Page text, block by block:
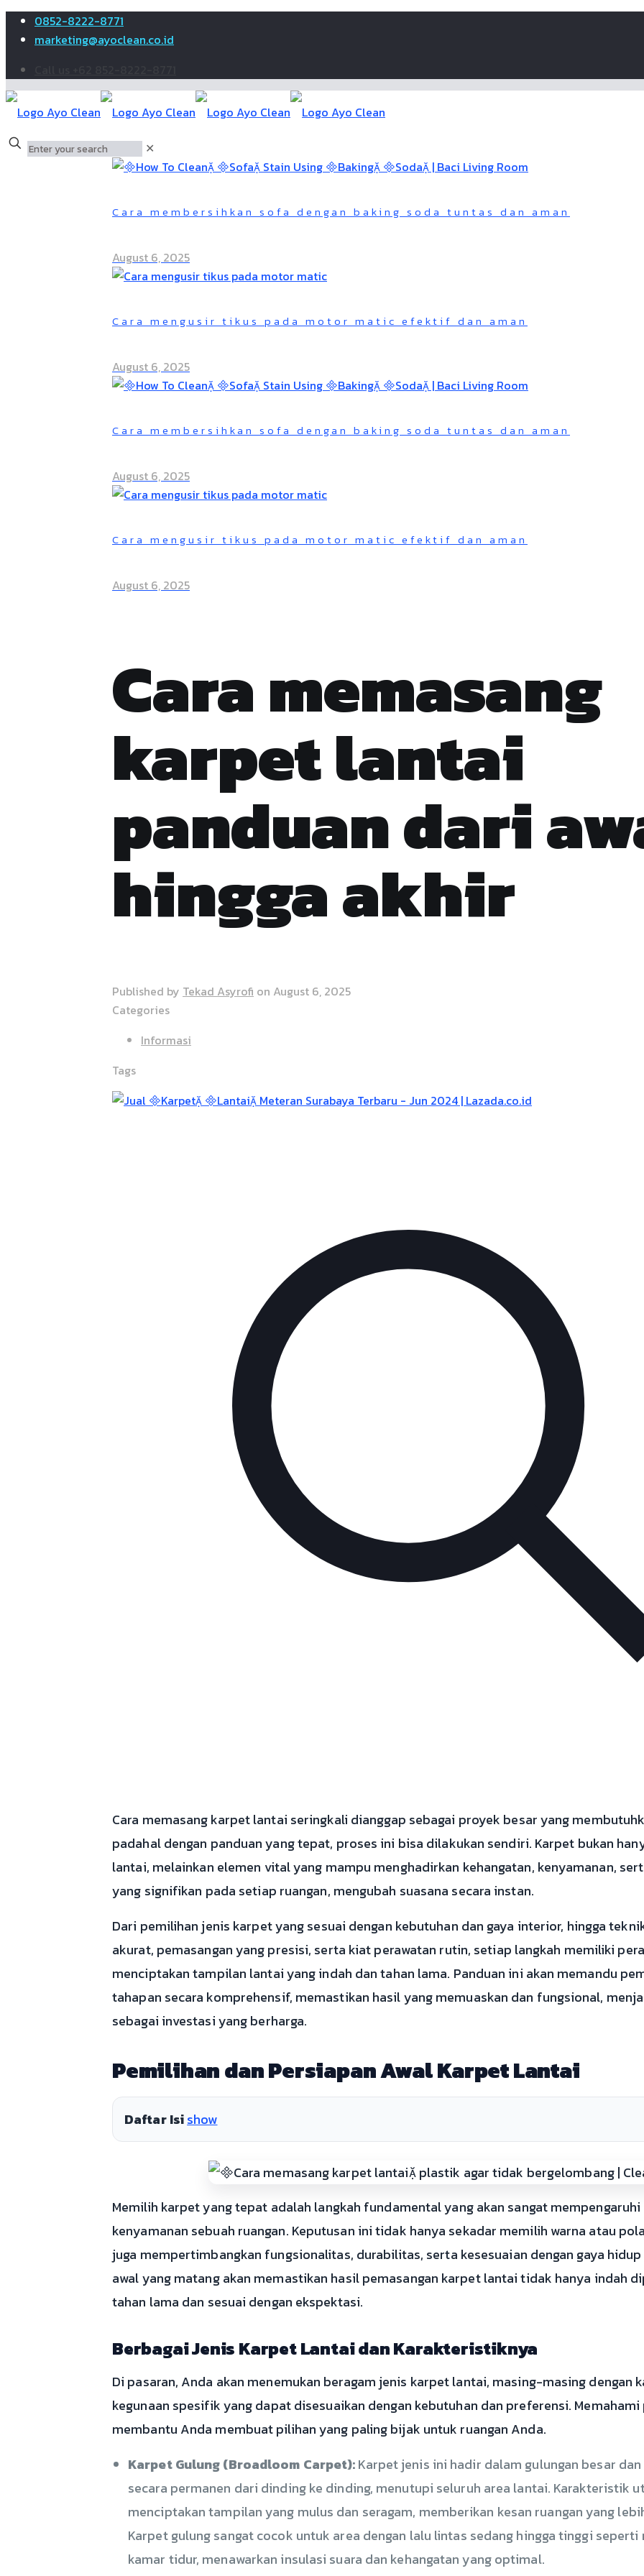
0852-8222-8771
marketing@ayoclean.co.id
✕
Cara membersihkan sofa dengan baking soda tuntas dan aman
August 6, 2025
Cara mengusir tikus pada motor matic efektif dan aman
August 6, 2025
Cara membersihkan sofa dengan baking soda tuntas dan aman
August 6, 2025
Cara mengusir tikus pada motor matic efektif dan aman
August 6, 2025
Cara memasang
karpet lantai
panduan dari
hingga akhir
Published by Tekad Asyrofi on August 6, 2025
Categories
Informasi
Tags
Cara memasang karpet lantai seringkali dianggap sebagai proyek besar yang
padahal dengan panduan yang tepat, proses ini bisa dilakukan sendiri. Karpet bukan
lantai, melainkan elemen vital yang mampu menghadirkan kehangatan, kenyamanan,
yang signifikan pada setiap ruangan, mengubah suasana secara instan.
Dari pemilihan jenis karpet yang sesuai dengan kebutuhan dan gaya interior, hingga
akurat, pemasangan yang presisi, serta kiat perawatan rutin, setiap langkah memiliki
menciptakan tampilan lantai yang indah dan tahan lama. Panduan ini akan memandu
tahapan secara komprehensif, memastikan hasil yang memuaskan dan fungsional,
sebagai investasi yang berharga.
Pemilihan dan Persiapan Awal Karpet Lantai
Daftar Isishow
Memilih karpet yang tepat adalah langkah fundamental yang akan sangat
kenyamanan sebuah ruangan. Keputusan ini tidak hanya sekadar memilih warna atau
juga mempertimbangkan fungsionalitas, durabilitas, serta kesesuaian dengan gaya
awal yang matang akan memastikan hasil pemasangan karpet lantai tidak hanya indah
tahan lama dan sesuai dengan ekspektasi.
Berbagai Jenis Karpet Lantai dan Karakteristiknya
Di pasaran, Anda akan menemukan beragam jenis karpet lantai, masing-masing dengan
kegunaan spesifik yang dapat disesuaikan dengan kebutuhan dan preferensi.
membantu Anda membuat pilihan yang paling bijak untuk ruangan Anda.
Karpet Gulung (Broadloom Carpet):Karpet jenis ini hadir dalam gulungan besar
secara permanen dari dinding ke dinding, menutupi seluruh area lantai. Karakteristik
menciptakan tampilan yang mulus dan seragam, memberikan kesan ruangan yang
Karpet gulung sangat cocok untuk area dengan lalu lintas sedang hingga tinggi seperti
kamar tidur, menawarkan insulasi suara dan kehangatan yang optimal.